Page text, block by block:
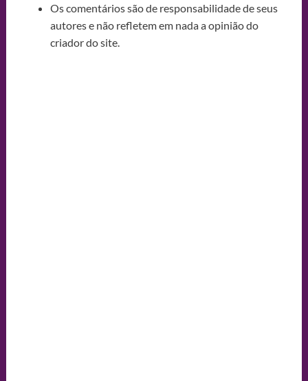
Os comentários são de responsabilidade de seus
autores e não refletem em nada a opinião do
criador do site.